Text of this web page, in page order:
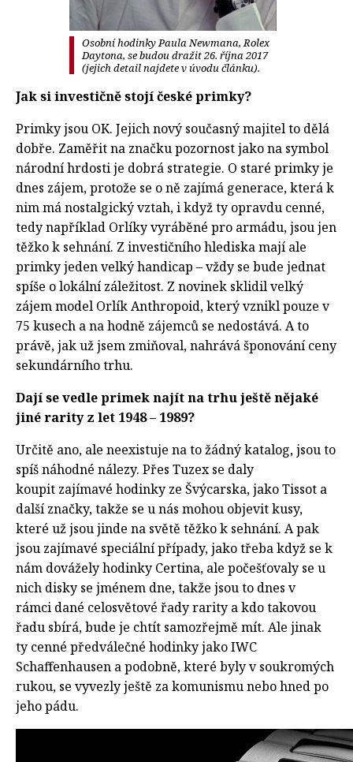
Osobní hodinky Paula Newmana, Rolex
Daytona, se budou dražit 26. října 2017
(jejich detail najdete v úvodu článku).
Jak si investičně stojí české primky?
Primky jsou OK. Jejich nový současný majitel to dělá
dobře. Zaměřit na značku pozornost jako na symbol
národní hrdosti je dobrá strategie. O staré primky je
dnes zájem, protože se o ně zajímá generace, která k
nim má nostalgický vztah, i když ty opravdu cenné,
tedy například Orlíky vyráběné pro armádu, jsou jen
těžko k sehnání. Z investičního hlediska mají ale
primky jeden velký handicap – vždy se bude jednat
spíše o lokální záležitost. Z novinek sklidil velký
zájem model Orlík Anthropoid, který vznikl pouze v
75 kusech a na hodně zájemců se nedostává. A to
právě, jak už jsem zmiňoval, nahrává šponování ceny
sekundárního trhu.
Dají se vedle primek najít na trhu ještě nějaké
jiné rarity z let 1948 – 1989?
Určitě ano, ale neexistuje na to žádný katalog, jsou to
spíš náhodné nálezy. Přes Tuzex se daly
koupit zajímavé hodinky ze Švýcarska, jako Tissot a
další značky, takže se u nás mohou objevit kusy,
které už jsou jinde na světě těžko k sehnání. A pak
jsou zajímavé speciální případy, jako třeba když se k
nám dovážely hodinky Certina, ale počešťovaly se u
nich disky se jménem dne, takže jsou to dnes v
rámci dané celosvětové řady rarity a kdo takovou
řadu sbírá, bude je chtít samozřejmě mít. Ale jinak
ty cenné předválečné hodinky jako IWC
Schaffenhausen a podobně, které byly v soukromých
rukou, se vyvezly ještě za komunismu nebo hned po
jeho pádu.